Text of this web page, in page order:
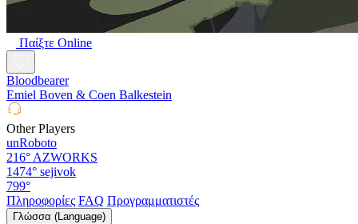
Παίξτε Online
Bloodbearer
Emiel Boven & Coen Balkestein
Other Players
unRoboto
216° AZWORKS
1474° sejivok
799°
Πληροφορίες FAQ Προγραμματιστές
Γλώσσα (Language)